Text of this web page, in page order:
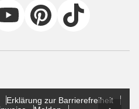
Erklärung zur Barrierefreiheit